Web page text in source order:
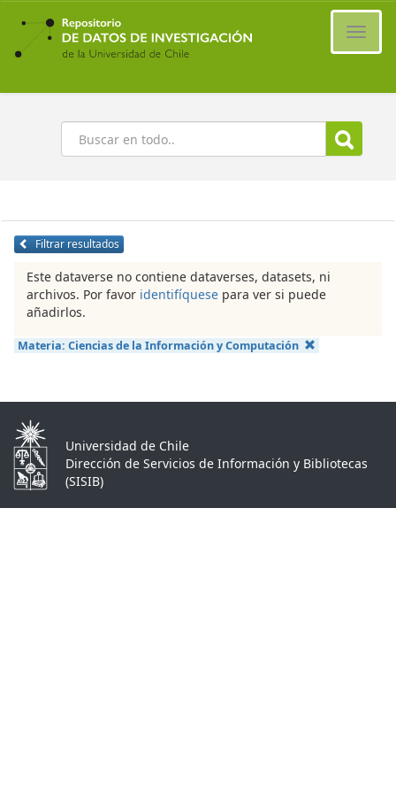
Ir
contenido
principal
Buscar
Filtrar resultados
Este dataverse no contiene dataverses, datasets, ni
archivos. Por favor identifíquese para ver si puede
añadirlos.
Materia: Ciencias de la Información y Computación
Universidad de Chile
Dirección de Servicios de Información y Bibliotecas
(SISIB)